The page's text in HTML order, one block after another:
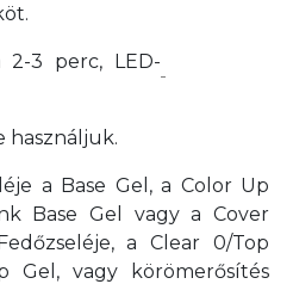
2-3 perc, LED-
használjuk.
a Base Gel, a Color Up
Base Gel vagy a Cover
a Clear 0/Top
Gel, vagy körömerősítés